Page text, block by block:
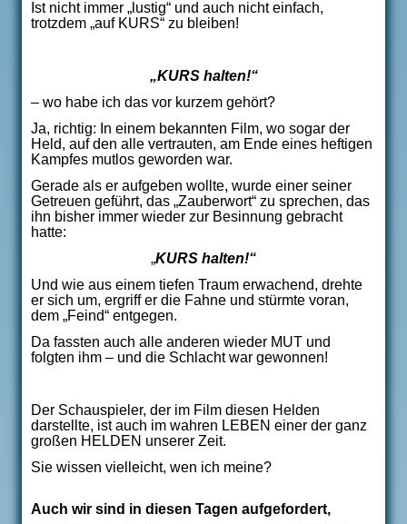
Ist nicht immer „lustig“ und auch nicht einfach,
trotzdem „auf KURS“ zu bleiben!
„KURS halten!“
– wo habe ich das vor kurzem gehört?
Ja, richtig: In einem bekannten Film, wo sogar der
Held, auf den alle vertrauten, am Ende eines heftigen
Kampfes mutlos geworden war.
Gerade als er aufgeben wollte, wurde einer seiner
Getreuen geführt, das „Zauberwort“ zu sprechen, das
ihn bisher immer wieder zur Besinnung gebracht
hatte:
„KURS halten!“
Und wie aus einem tiefen Traum erwachend, drehte
er sich um, ergriff er die Fahne und stürmte voran,
dem „Feind“ entgegen.
Da fassten auch alle anderen wieder MUT und
folgten ihm – und die Schlacht war gewonnen!
Der Schauspieler, der im Film diesen Helden
darstellte, ist auch im wahren LEBEN einer der ganz
großen HELDEN unserer Zeit.
Sie wissen vielleicht, wen ich meine?
Auch wir sind in diesen Tagen aufgefordert,